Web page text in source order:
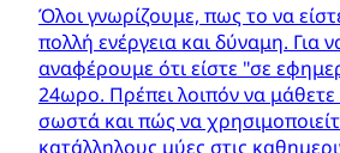
Όλοι γνωρίζουμε, πως το να
πολλή ενέργεια και δύναμη. Για
αναφέρουμε ότι είστε "σε
24ωρο. Πρέπει λοιπόν να μάθετε
σωστά και πώς να
κατάλληλους μύες στις